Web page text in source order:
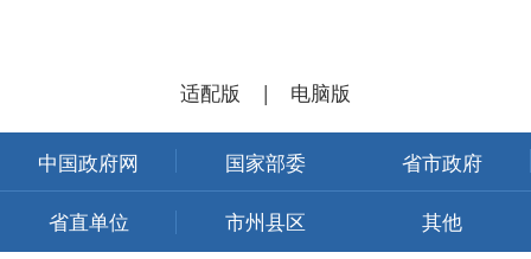
适配版 | 电脑版
中国政府网 国家部委 省市政府
省直单位 市州县区 其他